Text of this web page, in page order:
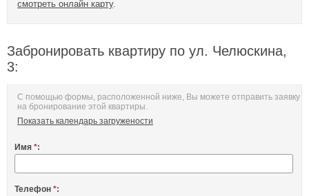
смотреть онлайн карту.
Забронировать квартиру по ул. Челюскина,
3:
С помощью формы, расположенной ниже, Вы можете отправить заявку
на бронирование этой квартиры.
Показать календарь загружености
Имя *:
Телефон *: